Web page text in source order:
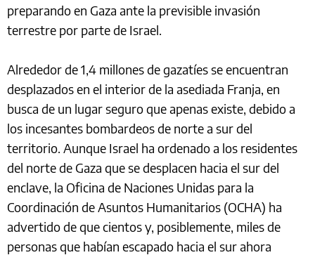
preparando en Gaza ante la previsible invasión
terrestre por parte de Israel.
Alrededor de 1,4 millones de gazatíes se encuentran
desplazados en el interior de la asediada Franja, en
busca de un lugar seguro que apenas existe, debido a
los incesantes bombardeos de norte a sur del
territorio. Aunque Israel ha ordenado a los residentes
del norte de Gaza que se desplacen hacia el sur del
enclave, la Oficina de Naciones Unidas para la
Coordinación de Asuntos Humanitarios (OCHA) ha
advertido de que cientos y, posiblemente, miles de
personas que habían escapado hacia el sur ahora